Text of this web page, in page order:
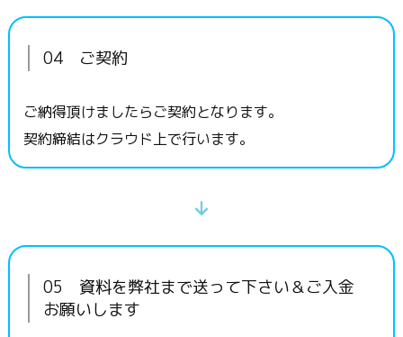
04 ご契約
ご納得頂けましたらご契約となります。
契約締結はクラウド上で行います。
05 資料を弊社まで送って下さい＆ご入金
お願いします